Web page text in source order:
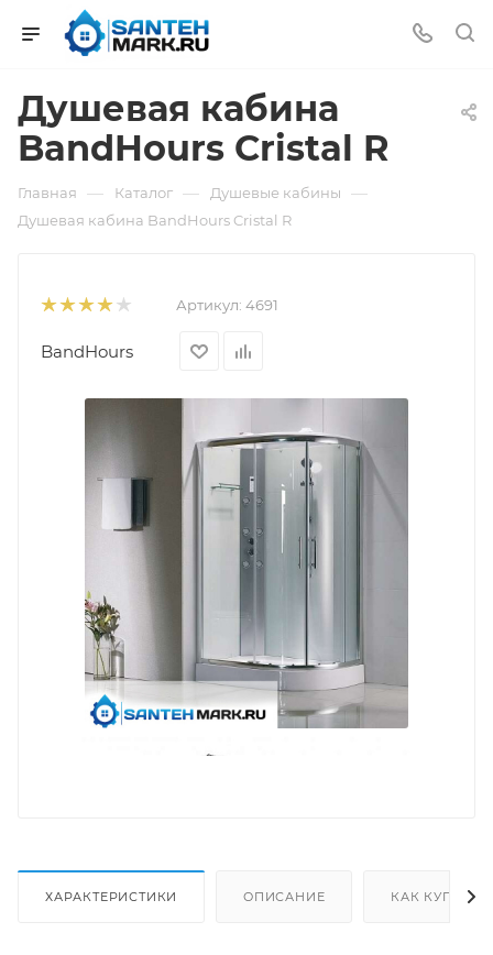
Душевая кабина
BandHours Cristal R
Главная — Каталог — Душевые кабины —
Душевая кабина BandHours Cristal R
Артикул: 4691
BandHours
ХАРАКТЕРИСТИКИ ОПИСАНИЕ КАК КУПИТЬ